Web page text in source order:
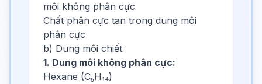
môi không phân cực
Chất phân cực tan trong dung môi
phân cực
b) Dung môi chiết
1. Dung môi không phân cực:
Hexane (C₆H₁₄)